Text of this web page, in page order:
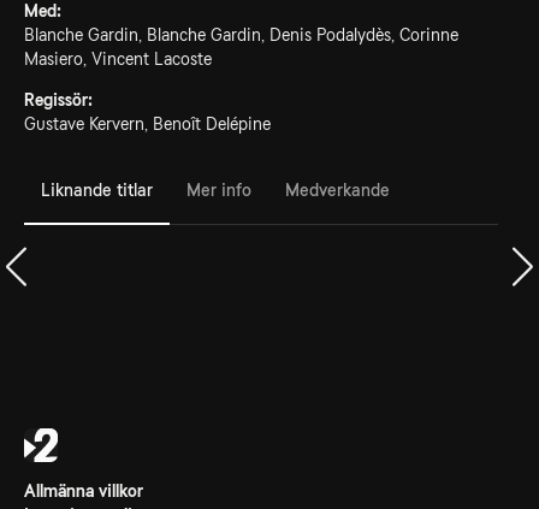
Med:
Blanche Gardin, Blanche Gardin, Denis Podalydès, Corinne
Masiero, Vincent Lacoste
Regissör:
Gustave Kervern, Benoît Delépine
Liknande titlar Mer info Medverkande
Allmänna villkor